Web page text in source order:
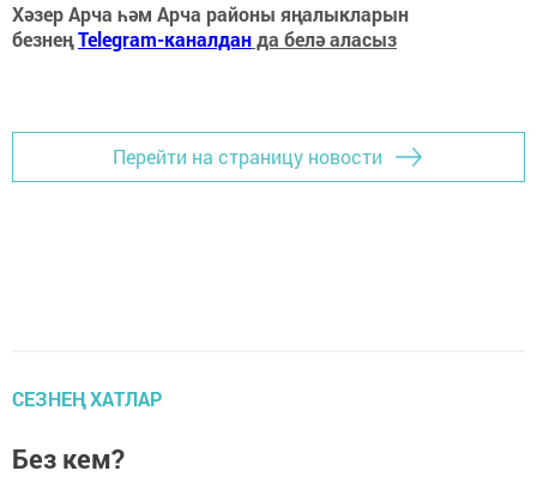
Хәзер Арча һәм Арча районы яңалыкларын
безнеңTelegram-каналданда белә аласыз
Перейти на страницу новости
СЕЗНЕҢ ХАТЛАР
Без кем?